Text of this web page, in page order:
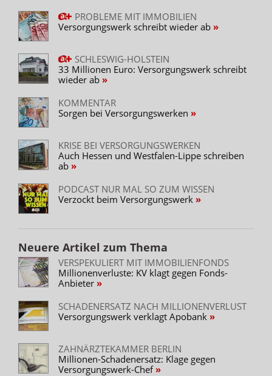
PROBLEME MIT IMMOBILIEN
Versorgungswerk schreibt wieder ab
SCHLESWIG-HOLSTEIN
33 Millionen Euro: Versorgungswerk schreibt
wieder ab
KOMMENTAR
Sorgen bei Versorgungswerken
KRISE BEI VERSORGUNGSWERKEN
Auch Hessen und Westfalen-Lippe schreiben
ab
PODCAST NUR MAL SO ZUM WISSEN
Verzockt beim Versorgungswerk
Neuere Artikel zum Thema
VERSPEKULIERT MIT IMMOBILIENFONDS
Millionenverluste: KV klagt gegen Fonds-
Anbieter
SCHADENERSATZ NACH MILLIONENVERLUST
Versorgungswerk verklagt Apobank
ZAHNÄRZTEKAMMER BERLIN
Millionen-Schadenersatz: Klage gegen
Versorgungswerk-Chef